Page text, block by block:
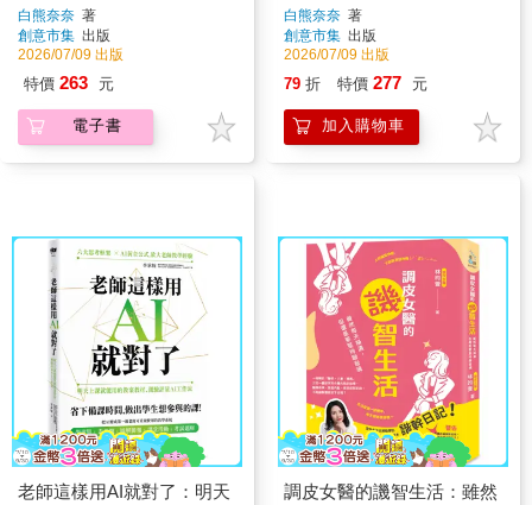
出可愛塗鴉
白熊奈奈 著
創意市集 出版
2026/07/09 出版
特價 263 元
電子書
白熊奈奈 著
創意市集 出版
2026/07/09 出版
79 折 特價 277 元
加入購物車
老師這樣用AI就對了：明天
調皮女醫的譏智生活：雖然